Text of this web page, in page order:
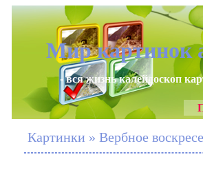
Мир картинок
- вся жизнь калейдоскоп
Картинки » Вербное